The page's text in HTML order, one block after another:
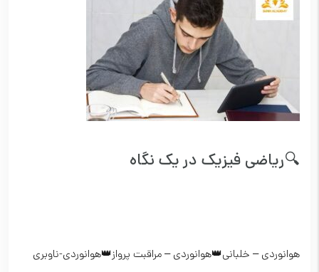
🔍ریاضی فیزیک در یک نگاه
هوانوردی – خلبانی👑هوانوردی – مراقبت پرواز👑هوانوردی-ناوبری